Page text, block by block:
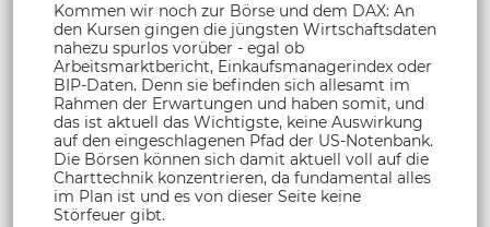
Kommen wir noch zur Börse und dem DAX: An
den Kursen gingen die jüngsten Wirtschaftsdaten
nahezu spurlos vorüber - egal ob
Arbeitsmarktbericht, Einkaufsmanagerindex oder
BIP-Daten. Denn sie befinden sich allesamt im
Rahmen der Erwartungen und haben somit, und
das ist aktuell das Wichtigste, keine Auswirkung
auf den eingeschlagenen Pfad der US-Notenbank.
Die Börsen können sich damit aktuell voll auf die
Charttechnik konzentrieren, da fundamental alles
im Plan ist und es von dieser Seite keine
Störfeuer gibt.